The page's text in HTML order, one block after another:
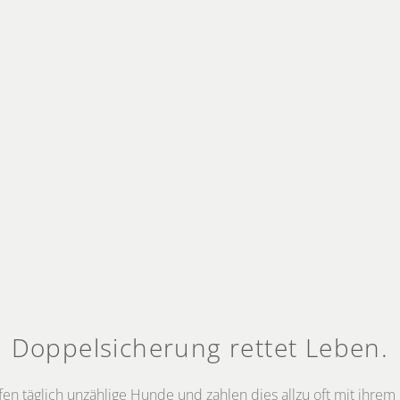
Doppelsicherung rettet Leben.
täglich unzählige Hunde und zahlen dies allzu oft mit